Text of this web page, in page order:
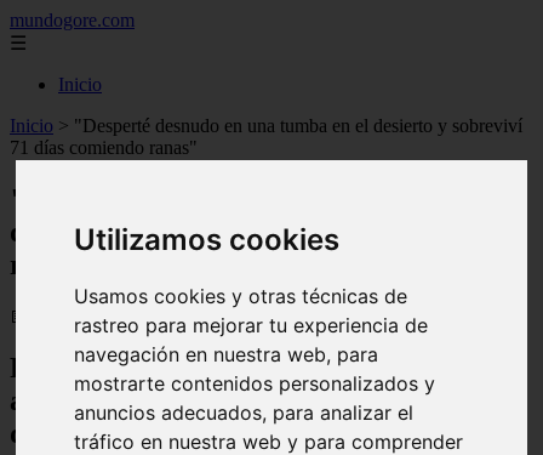
Utilizamos cookies
Usamos cookies y otras técnicas de
rastreo para mejorar tu experiencia de
navegación en nuestra web, para
mostrarte contenidos personalizados y
anuncios adecuados, para analizar el
tráfico en nuestra web y para comprender
mundogore.com
☰
Inicio
Inicio > "Desperté desnudo en una tumba en el desierto y sobreviví
71 días comiendo ranas"
"Desperté desnudo en una tumba en el
desierto y sobreviví 71 días comiendo
ranas"
📅 02/12/2025
Ricky Megee viajaba por el Outback
australiano cuando, según cuenta, fue
drogado y dejado por muerto